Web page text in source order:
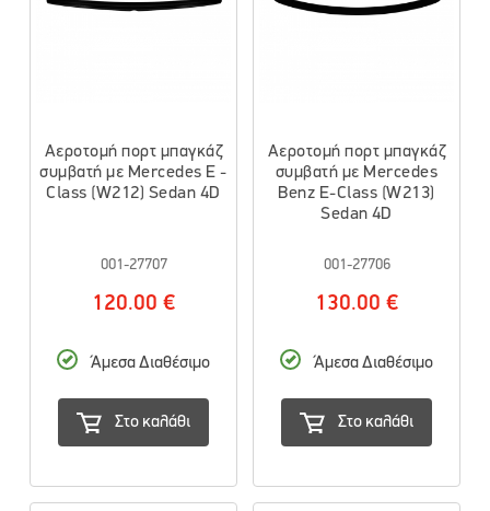
Αεροτομή πορτ μπαγκάζ
συμβατή με Mercedes E -
Class (W212) Sedan 4D
001-27707
120.00 €
Άμεσα Διαθέσιμο
Στο καλάθι
Αεροτομή πορτ μπαγκάζ
συμβατή με Mercedes
Benz Ε-Class (W213)
Sedan 4D
001-27706
130.00 €
Άμεσα Διαθέσιμο
Στο καλάθι